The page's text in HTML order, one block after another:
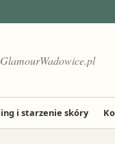
i starzenie skóry